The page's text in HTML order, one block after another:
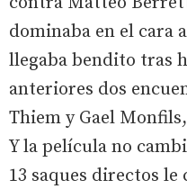
dominaba en el cara
llegaba bendito tras
anteriores dos
Thiem y Gael
Y la película no
13 saques directos